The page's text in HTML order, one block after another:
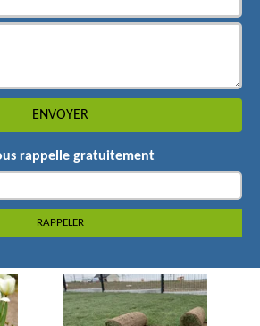
rappelle gratuitement